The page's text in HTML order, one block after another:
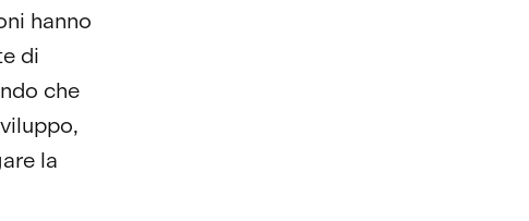
hanno
di
che
la